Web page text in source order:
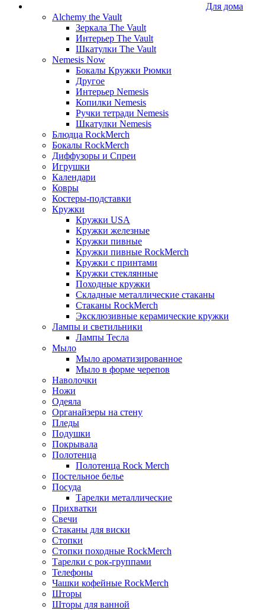
Для дома
Alchemy the Vault
Зеркала The Vault
Интерьер The Vault
Шкатулки The Vault
Nemesis Now
Бокалы Кружки Рюмки
Другое
Интерьер Nemesis
Копилки Nemesis
Ручки тетради Nemesis
Шкатулки Nemesis
Блюдца RockMerch
Бокалы RockMerch
Диффузоры и Спреи
Игрушки
Календари
Ковры
Костеры-подставки
Кружки
Кружки USA
Кружки железные
Кружки пивные
Кружки пивные RockMerch
Кружки с принтами
Кружки стеклянные
Походные кружки
Складные металлические стаканы
Стаканы RockMerch
Эксклюзивные керамические кружки
Лампы и светильники
Лампы Тесла
Мыло
Мыло ароматизированное
Мыло в форме черепов
Наволочки
Ножи
Одеяла
Органайзеры на стену
Пледы
Подушки
Покрывала
Полотенца
Полотенца Rock Merch
Постельное белье
Посуда
Тарелки металлические
Прихватки
Свечи
Стаканы для виски
Стопки
Стопки походные RockMerch
Тарелки с рок-группами
Телефоны
Чашки кофейные RockMerch
Шторы
Шторы для ванной